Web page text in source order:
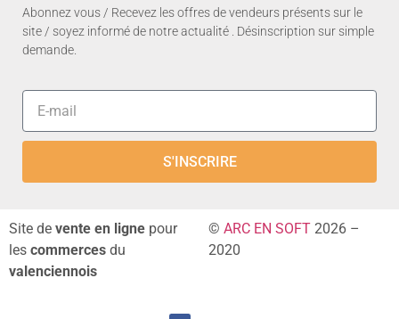
Abonnez vous / Recevez les offres de vendeurs présents sur le
site / soyez informé de notre actualité . Désinscription sur simple
demande.
S'INSCRIRE
Site de vente en ligne pour
les commerces du
valenciennois
© ARC EN SOFT 2026 –
2020